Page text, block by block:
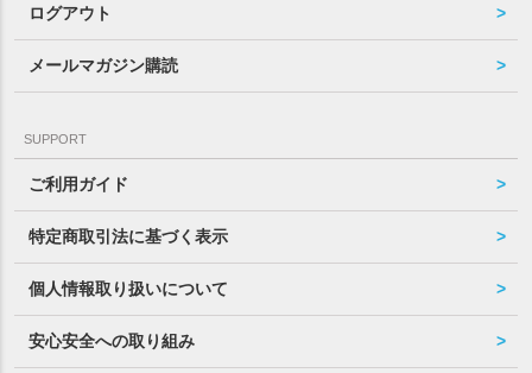
ログアウト
メールマガジン購読
SUPPORT
ご利用ガイド
特定商取引法に基づく表示
個人情報取り扱いについて
安心安全への取り組み